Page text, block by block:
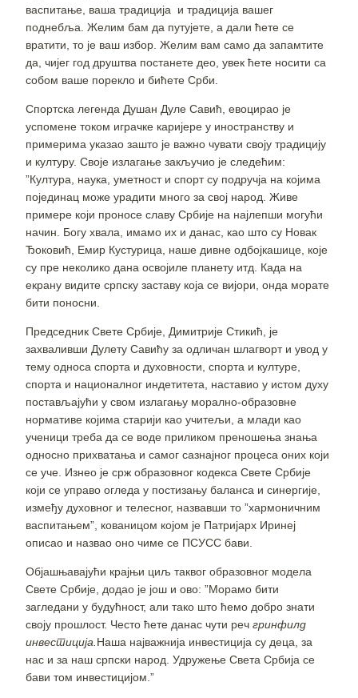
васпитање, ваша традиција и традиција вашег
поднебља. Желим бам да путујете, а дали ћете се
вратити, то је ваш избор. Желим вам само да запамтите
да, чијег год друштва постанете део, увек ћете носити са
собом ваше порекло и бићете Срби.
Спортска легенда Душан Дуле Савић, евоцирао је
успомене током играчке каријере у иностранству и
примерима указао зашто је важно чувати своју традицију
и културу. Своје излагање закључио је следећим:
”Култура, наука, уметност и спорт су подручја на којима
појединац може урадити много за свој народ. Живе
примере који проносе славу Србије на најлепши могући
начин. Богу хвала, имамо их и данас, као што су Новак
Ђоковић, Емир Кустурица, наше дивне одбојкашице, које
су пре неколико дана освојиле планету итд. Када на
екрану видите српску заставу која се вијори, онда морате
бити поносни.
Председник Свете Србије, Димитрије Стикић, је
захваливши Дулету Савићу за одличан шлагворт и увод у
тему односа спорта и духовности, спорта и културе,
спорта и националног индетитета, наставио у истом духу
постављајући у свом излагању морално-образовне
нормативе којима старији као учитељи, а млади као
ученици треба да се воде приликом преношења знања
односно прихватања и самог сазнајног процеса оних који
се уче. Изнео је срж образовног кодекса Свете Србије
који се управо огледа у постизању баланса и синергије,
између духовног и телесног, назвавши то ”хармоничним
васпитањем”, кованицом којом је Патријарх Иринеј
описао и назвао оно чиме се ПСУСС бави.
Објашњавајући крајњи циљ таквог образовног модела
Свете Србије, додао је још и ово: ”Морамо бити
загледани у будућност, али тако што ћемо добро знати
своју прошлост. Често ћете данас чути реч гринфилд
инвестиција. Наша најважнија инвестиција су деца, за
нас и за наш српски народ. Удружење Света Србија се
бави том инвестицијом.”